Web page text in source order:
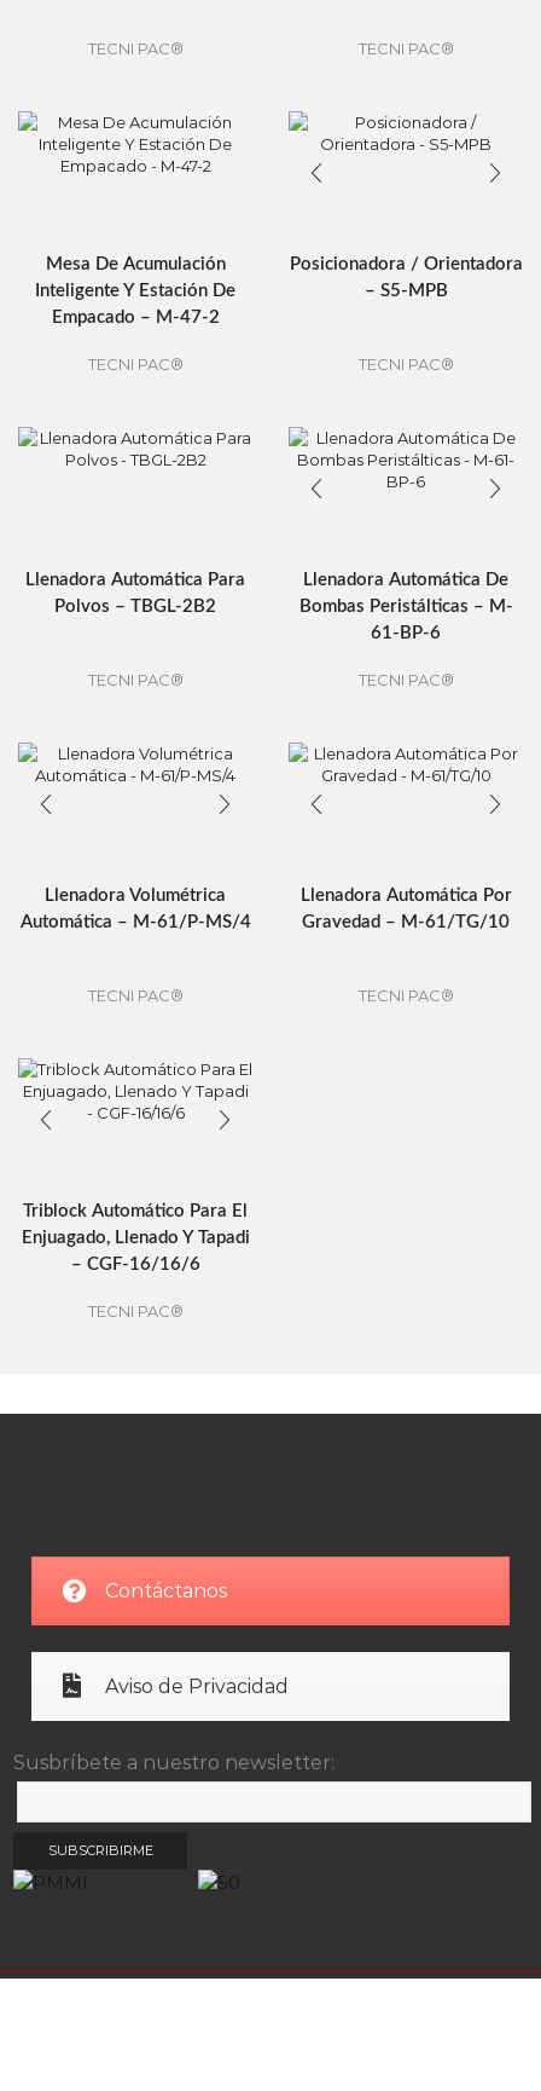
TECNI PAC® TECNI PAC®
Mesa De Acumulación
Inteligente Y Estación De
Empacado – M-47-2
TECNI PAC®
Posicionadora / Orientadora
– S5-MPB
TECNI PAC®
Llenadora Automática Para
Polvos – TBGL-2B2
TECNI PAC®
Llenadora Automática De
Bombas Peristálticas – M-
61-BP-6
TECNI PAC®
Llenadora Volumétrica
Automática – M-61/P-MS/4
TECNI PAC®
Llenadora Automática Por
Gravedad – M-61/TG/10
TECNI PAC®
Triblock Automático Para El
Enjuagado, Llenado Y Tapadi
– CGF-16/16/6
TECNI PAC®
Contáctanos
Aviso de Privacidad
Susbríbete a nuestro newsletter: